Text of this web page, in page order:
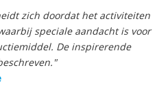
zich doordat het activiteiten
speciale aandacht is voor
De inspirerende